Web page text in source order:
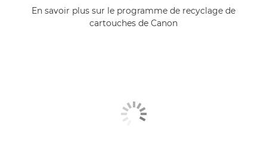
En savoir plus sur le programme de recyclage de
cartouches de Canon